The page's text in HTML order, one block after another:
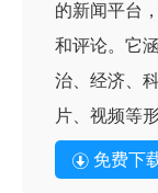
的新闻平台
和评论。它
治、经济、
片、视频等
免费下